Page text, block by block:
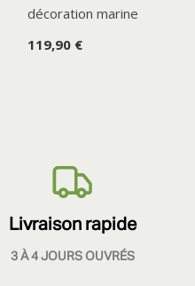
décoration marine
119,90 €
Livraison rapide
3 À 4 JOURS OUVRÉS